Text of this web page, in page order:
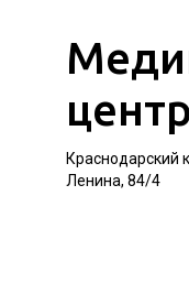
центр
Краснодарский
Ленина, 84/4